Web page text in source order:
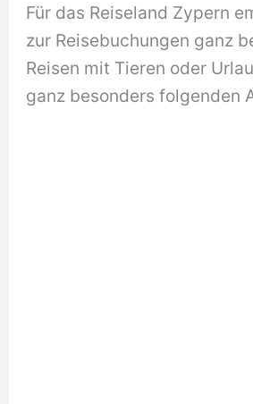
Für das Reiseland Zypern
zur Reisebuchungen ganz
Reisen mit Tieren oder
ganz besonders folgenden